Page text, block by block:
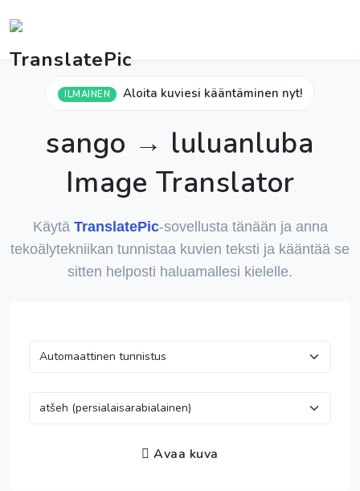
ILMAINEN Aloita kuviesi kääntäminen nyt!
sango → luluanluba
Image Translator
Käytä TranslatePic-sovellusta tänään ja anna
tekoälytekniikan tunnistaa kuvien teksti ja kääntää se
sitten helposti haluamallesi kielelle.
Avaa kuva